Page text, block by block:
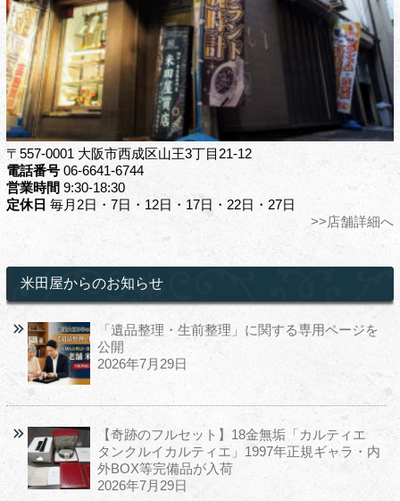
〒557-0001 大阪市西成区山王3丁目21-12
電話番号06-6641-6744
営業時間 9:30-18:30
定休日 毎月2日・7日・12日・17日・22日・27日
>>店舗詳細へ
米田屋からのお知らせ
「遺品整理・生前整理」に関する専用ページを
公開
2026年7月29日
【奇跡のフルセット】18金無垢「カルティエ
タンクルイカルティエ」1997年正規ギャラ・内
外BOX等完備品が入荷
2026年7月29日